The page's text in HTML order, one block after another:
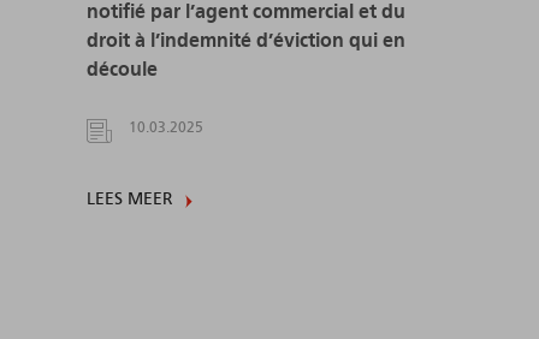
notifié par l’agent commercial et du
droit à l’indemnité d’éviction qui en
découle
10.03.2025
LEES MEER